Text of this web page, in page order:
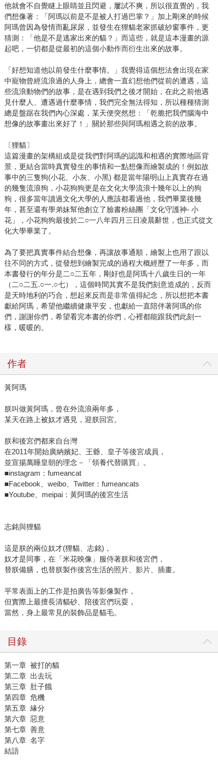
他就會不自覺瞇上眼睛並且閃避，屢試不爽，所以很直覺的，我
們想像著：「阿瑪以前是不是被人打過巴掌？」加上剛來的時候
阿瑪曾因為發情而亂尿尿，並發生在狸貓老家抓破紗窗事件，更
猜測：「他是不是逃家出來的貓？」而這些，就是這本漫畫的源
起吧，一切都是從最初的這個小動作而衍生出來的故事。
「好想知道他以前發生什麼事情。」我覺得這個想法會出現在家
中寵物曾經流浪過的人身上，總會一直幻想他們從前的遭遇，這
些流浪動物們的故事，是在遇到我們之後才開始，在此之前他遇
見什麼人、遭遇過什麼事情，我們完全無法得知，所以種種猜測
總是盤踞在我們內心深處，某天便突然想：「乾脆把我們腦海中
想像的故事畫出來好了！」關於那些與阿瑪相遇之前的故事。
〔狸貓〕
這篇漫畫的架構組成是從我們對阿瑪的認識和相遇的實際地區背
景，更結合當時真實發生的事情和一點想像而繪製成的！例如故
事中的三隻狗(小花、小灰、小黑) 都是當年陽明山上真實存在過
的幾隻流浪狗，小花狗狗更是在文化大學流浪十幾年以上的狗
狗，很多當年讀過文化大學的人應該都看過他，我們畢業後幾
年，甚至還有學弟妹幫他創立了臉書粉絲團「文化守護神- 小
花」，小花狗狗最後於二○一八年四月三日凌晨辭世，也正式從文
化大學畢業了。
為了要把真實事件結合想像，再讓故事通順，繪製上也用了跟以
往不同的方式，從發想到繪製完成的過程大概經歷了一年多，而
本書發行的年分是二○二五年，剛好也是阿瑪十八歲生日的一年
（二○二五.○一.○七），這個時間其實不是我們刻意造成的，反而
是天時地利的巧合，想起來反而是非常值得紀念，所以想把本書
獻給阿瑪，希望他繼續健康平安，也獻給一直陪伴著阿瑪的你
們，謝謝你們，希望看完本書的你們，心裡都能跟我們此刻一
樣，暖暖的。
作者
黃阿瑪
朕叫做黃阿瑪，曾在外流浪兩年多，
某天在路上被奴才遇見，迎朕回宮。
朕和後宮們都來自台灣
在2011年開始廣納嬪妃、王爺、皇子等後宮成員，
並宣揚萬睡皇朝的理念－「領養代替購買」。
■instagram：fumeancat
■Facebook、weibo、Twitter：fumeancats
■Youtube、meipai：黃阿瑪的後宮生活
志銘與狸貓
這是朕的兩位奴才(狸貓、志銘)，
奴才是同事，在「米花映像」服侍著朕和後宮們，
替朕備膳，也替朕製作後宮生活的照片、影片、插畫。
平常表面上的工作是拍廣告等影像製作，
但實際上最擅長清貓砂、陪後宮們玩耍，
當然，身上最常見的裝飾品是貓毛。
目錄
第一章 被打的貓
第二章 出去玩
第三章 肚子餓
第四章 危機
第五章 緣分
第六章 惡意
第七章 善意
第八章 名字
結語